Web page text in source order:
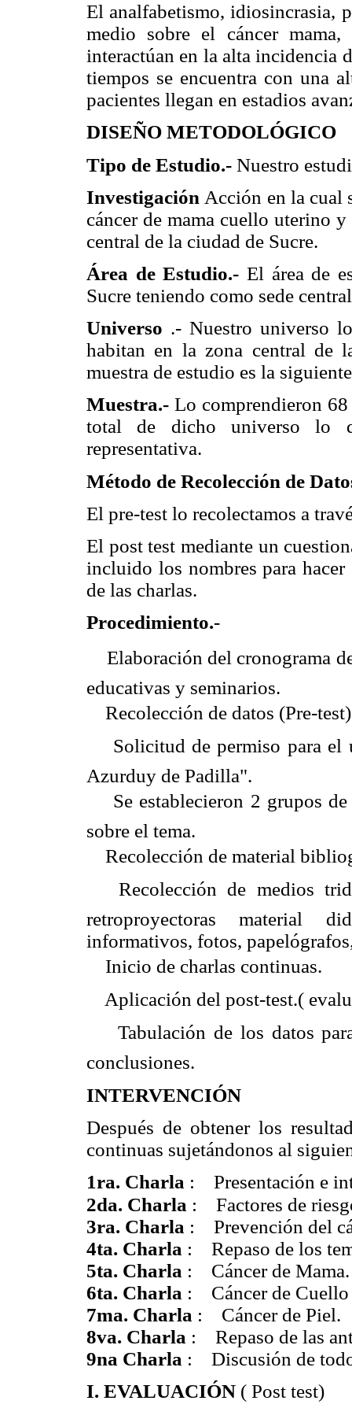
El analfabetismo, idiosincrasia,
medio sobre el cáncer
interactúan en la alta incidencia
tiempos se encuentra con una
pacientes llegan en estadios
DISEÑO METODOLÓGICO
Tipo de Estudio.- Nuestro
Investigación Acción en la cual
cáncer de mama cuello uterino
central de la ciudad de Sucre.
Área de Estudio.- El área de
Sucre teniendo como sede
Universo .- Nuestro universo
habitan en la zona central de
muestra de estudio es la
Muestra.-Lo comprendieron
total de dicho universo lo
representativa.
Método de Recolección de
El pre-test lo recolectamos a
El post test mediante un
incluido los nombres para
de las charlas.
Procedimiento.-
 Elaboración del cronograma
educativas y seminarios.
 Recolección de datos (Pre-
 Solicitud de permiso para el
Azurduy de Padilla".
 Se establecieron 2 grupos
sobre el tema.
 Recolección de material
 Recolección de medios
retroproyectoras material
informativos, fotos,
 Inicio de charlas continuas.
 Aplicación del post-test.(
 Tabulación de los datos
conclusiones.
INTERVENCIÓN
Después de obtener los
continuas sujetándonos al
1ra. Charla : Presentación e
2da. Charla : Factores de
3ra. Charla : Prevención del
4ta. Charla : Repaso de los
5ta. Charla : Cáncer de Mama.
6ta. Charla : Cáncer de
7ma. Charla : Cáncer de Piel.
8va. Charla : Repaso de las
9na Charla : Discusión de
I. EVALUACIÓN ( Post test)